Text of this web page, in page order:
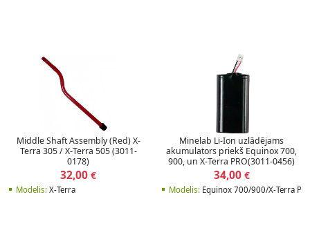
Middle Shaft Assembly (Red) X-
Terra 305 / X-Terra 505 (3011-
0178)
32,00 €
Modelis:X-Terra
Minelab Li-Ion uzlādējams
akumulators priekš Equinox 700,
900, un X-Terra PRO(3011-0456)
34,00€
Modelis: Equinox 700/900/X-Terra Pro